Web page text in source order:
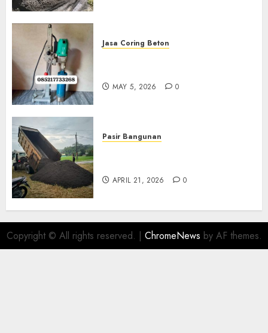
Jasa Coring Beton
MAY 5, 2026 0
Pasir Bangunan
APRIL 21, 2026 0
Copyright © All rights reserved. | ChromeNews by AF themes.